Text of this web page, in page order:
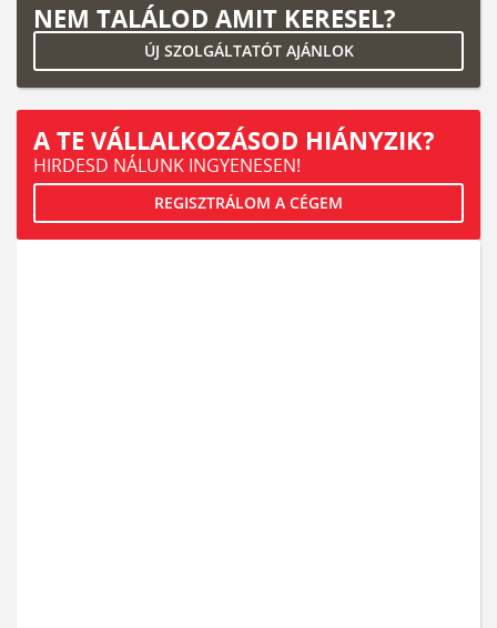
NEM TALÁLOD AMIT KERESEL?
ÚJ SZOLGÁLTATÓT AJÁNLOK
A TE VÁLLALKOZÁSOD HIÁNYZIK?
HIRDESD NÁLUNK INGYENESEN!
REGISZTRÁLOM A CÉGEM